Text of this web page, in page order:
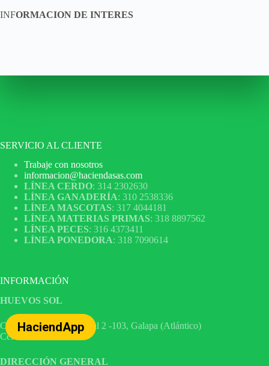
INFORMACION DE INTERES
HaciendApp
SERVICIO AL CLIENTE
Trabaje con nosotros
informacion@haciendasas.com
LÍNEA CERDO: 314 2302630
LÍNEA GANADERÍA: 310 2538336
LÍNEA MASCOTAS: 317 4044181
LÍNEA MATERIAS PRIMAS: 318 8897562
LÍNEA PECES: 316 4373411
LÍNEA PONEDORA: 318 7090614
INFORMACIÓN
HUEVOS SOL
Calle 10 No. 32 – 1 Local 2 -103, Galapa (Atlántico)
Cel 316 4535182
DIRECCIÓN GENERAL